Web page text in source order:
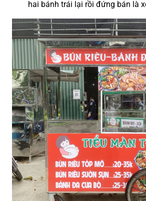
hai bánh trái lại rồi đứng bán là